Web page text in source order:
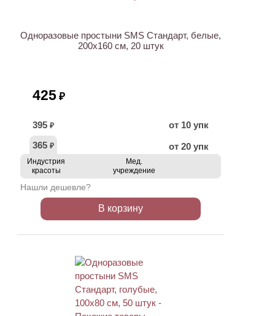
Одноразовые простыни SMS Стандарт, белые,
200х160 см, 20 штук
425 ₽
395 ₽
от 10 упк
365 ₽ от 20 упк
Индустрия
красоты
Мед.
учреждение
Нашли дешевле?
В корзину